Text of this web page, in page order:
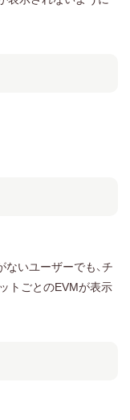
ないユーザーでも、チ
トごとのEVMが表示